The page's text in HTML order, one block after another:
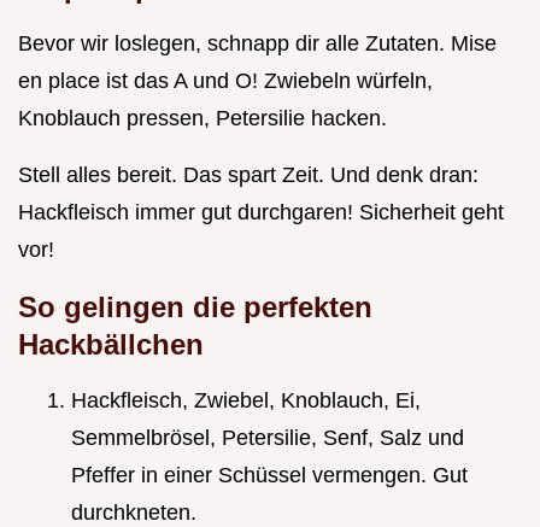
Bevor wir loslegen, schnapp dir alle Zutaten. Mise
en place ist das A und O! Zwiebeln würfeln,
Knoblauch pressen, Petersilie hacken.
Stell alles bereit. Das spart Zeit. Und denk dran:
Hackfleisch immer gut durchgaren! Sicherheit geht
vor!
So gelingen die perfekten
Hackbällchen
Hackfleisch, Zwiebel, Knoblauch, Ei,
Semmelbrösel, Petersilie, Senf, Salz und
Pfeffer in einer Schüssel vermengen. Gut
durchkneten.